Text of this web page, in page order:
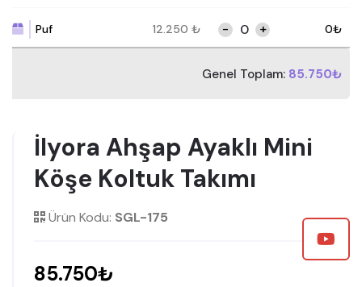
Puf 12.250 ₺ - + 0₺
Genel Toplam: 85.750₺
İlyora Ahşap Ayaklı Mini
Köşe Koltuk Takımı
Ürün Kodu: SGL-175
85.750₺